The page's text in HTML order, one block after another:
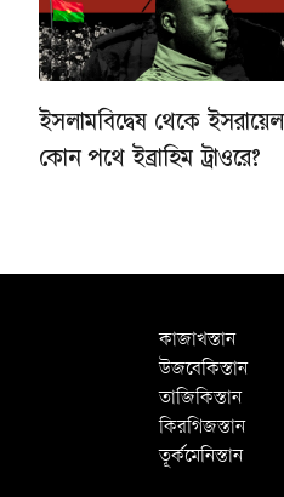
ইসলামবিদ্বেষ থেকে
কোন পথে ইব্রাহিম ট্রাওরে?
কাজাখস্তান
উজবেকিস্তান
তাজিকিস্তান
কিরগিজস্তান
তূর্কমেনিস্তান